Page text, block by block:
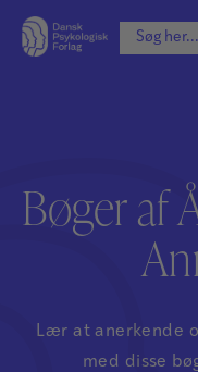
Bøger af
Lær at anerkende
med disse